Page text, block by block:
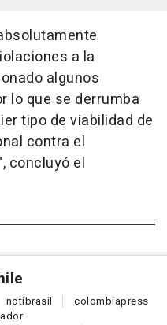
a la
algunos
lo que se derrumba
tipo de viabilidad de
contra el
concluyó el
notibrasil colombiapress